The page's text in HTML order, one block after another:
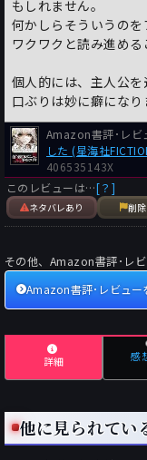
もしれません。
何かしらそういうの
ワクワクと読み進める
個人的には、主人公
口ぶりは妙に癖になり
Amazon書評･レ
した (星海社
406535143X
このレビューは…[？]
ネタバレあり 削
その他、Amazon書評･レ
Amazon書評･レビュー
詳細 感
他に見られてい